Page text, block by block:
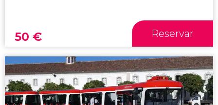
50 € Reservar